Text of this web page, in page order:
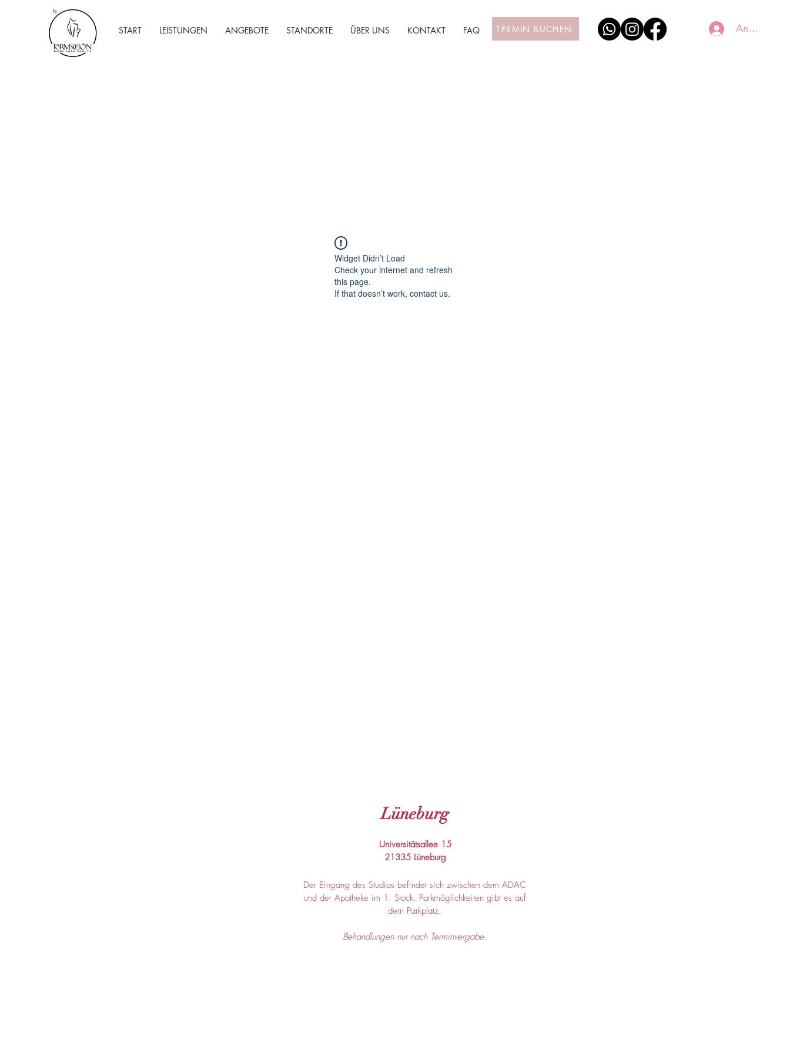
START LEISTUNGEN ANGEBOTE STANDORTE ÜBER UNS KONTAKT FAQ TERMIN BUCHEN Anmelden
Widget Didn’t Load
Check your internet and refresh
this page.
If that doesn’t work, contact us.
Lüneburg
Universitätsallee 15
21335 Lüneburg
Der Eingang des Studios befindet sich zwischen dem ADAC
und der Apotheke im 1. Stock. Parkmöglichkeiten gibt es auf
dem Parkplatz.
Behandlungen nur nach Terminvergabe.